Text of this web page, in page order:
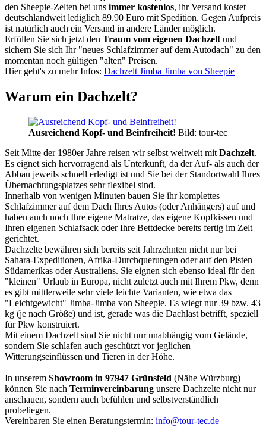
den Sheepie-Zelten bei uns immer kostenlos, ihr Versand kostet
deutschlandweit lediglich 89.90 Euro mit Spedition. Gegen Aufpreis
ist natürlich auch ein Versand in andere Länder möglich.
Erfüllen Sie sich jetzt den Traum vom eigenen Dachzelt und
sichern Sie sich Ihr "neues Schlafzimmer auf dem Autodach" zu den
momentan noch gültigen "alten" Preisen.
Hier geht's zu mehr Infos: Dachzelt Jimba Jimba von Sheepie
Warum ein Dachzelt?
Ausreichend Kopf- und Beinfreiheit! Bild: tour-tec
Seit Mitte der 1980er Jahre reisen wir selbst weltweit mit Dachzelt.
Es eignet sich hervorragend als Unterkunft, da der Auf- als auch der
Abbau jeweils schnell erledigt ist und Sie bei der Standortwahl Ihres
Übernachtungsplatzes sehr flexibel sind.
Innerhalb von wenigen Minuten bauen Sie ihr komplettes
Schlafzimmer auf dem Dach Ihres Autos (oder Anhängers) auf und
haben auch noch Ihre eigene Matratze, das eigene Kopfkissen und
Ihren eigenen Schlafsack oder Ihre Bettdecke bereits fertig im Zelt
gerichtet.
Dachzelte bewähren sich bereits seit Jahrzehnten nicht nur bei
Sahara-Expeditionen, Afrika-Durchquerungen oder auf den Pisten
Südamerikas oder Australiens. Sie eignen sich ebenso ideal für den
"kleinen" Urlaub in Europa, nicht zuletzt auch mit Ihrem Pkw, denn
es gibt mittlerweile sehr viele leichte Varianten, wie etwa das
"Leichtgewicht" Jimba-Jimba von Sheepie. Es wiegt nur 39 bzw. 43
kg (je nach Größe) und ist, gerade was die Dachlast betrifft, speziell
für Pkw konstruiert.
Mit einem Dachzelt sind Sie nicht nur unabhängig vom Gelände,
sondern Sie schlafen auch geschützt vor jeglichen
Witterungseinflüssen und Tieren in der Höhe.
In unserem Showroom in 97947 Grünsfeld (Nähe Würzburg)
können Sie nach Terminvereinbarung unsere Dachzelte nicht nur
anschauen, sondern auch befühlen und selbstverständlich
probeliegen.
Vereinbaren Sie einen Beratungstermin: info@tour-tec.de